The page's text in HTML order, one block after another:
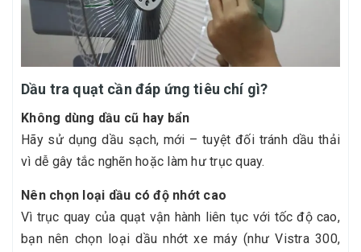
Dầu tra quạt cần đáp ứng tiêu chí gì?
Không dùng dầu cũ hay bẩn
Hãy sử dụng dầu sạch, mới – tuyệt đối tránh dầu thải
vì dễ gây tắc nghẽn hoặc làm hư trục quay.
Nên chọn loại dầu có độ nhớt cao
Vì trục quay của quạt vận hành liên tục với tốc độ cao,
bạn nên chọn loại dầu nhớt xe máy (như Vistra 300,